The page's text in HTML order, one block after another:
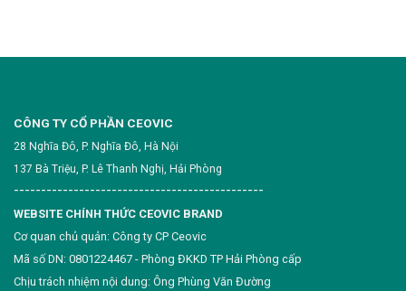
CÔNG TY CỔ PHẦN CEOVIC
28 Nghĩa Đô, P. Nghĩa Đô, Hà Nội
137 Bà Triệu, P. Lê Thanh Nghị, Hải Phòng
----------------------------------------------
WEBSITE CHÍNH THỨC CEOVIC BRAND
Cơ quan chủ quản: Công ty CP Ceovic
Mã số DN: 0801224467 - Phòng ĐKKD TP Hải Phòng cấp
Chịu trách nhiệm nội dung: Ông Phùng Văn Đường